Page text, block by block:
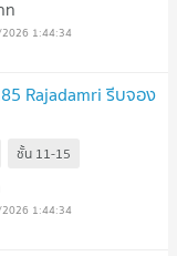
ท
1:44:34
Rajadamri รีบจอง
ชั้น 11-15
1:44:34